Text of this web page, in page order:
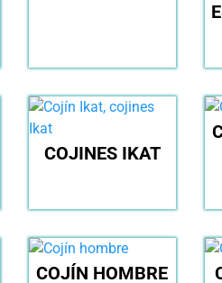
COJINES IKAT
COJÍN HOMBRE